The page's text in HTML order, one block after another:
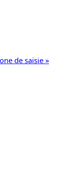
de saisie »